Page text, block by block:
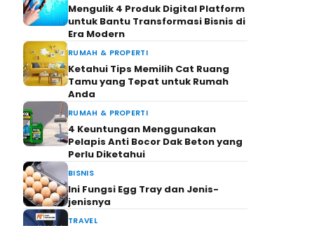
Mengulik 4 Produk Digital Platform
untuk Bantu Transformasi Bisnis di
Era Modern
RUMAH & PROPERTI
Ketahui Tips Memilih Cat Ruang
Tamu yang Tepat untuk Rumah
Anda
RUMAH & PROPERTI
4 Keuntungan Menggunakan
Pelapis Anti Bocor Dak Beton yang
Perlu Diketahui
BISNIS
Ini Fungsi Egg Tray dan Jenis-
jenisnya
TRAVEL